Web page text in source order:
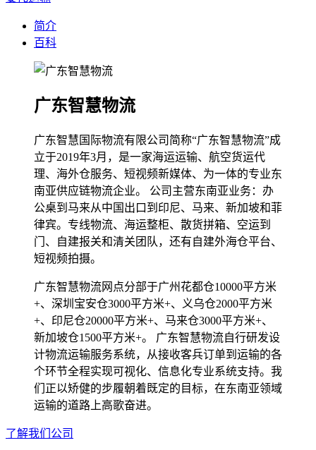
简介
百科
广东智慧物流
广东智慧国际物流有限公司简称“广东智慧物流”成
立于2019年3月，是一家海运运输、航空货运代
理、海外仓服务、短视频新媒体、为一体的专业东
南亚供应链物流企业。 公司主营东南亚业务：办
公桌到马来从中国出口到印尼、马来、新加坡和菲
律宾。专线物流、海运整柜、散货拼箱、空运到
门、自建报关和清关团队，还有自建外海仓平台、
短视频拍摄。
广东智慧物流网点分部于广州花都仓10000平方米
+、深圳宝安仓3000平方米+、义乌仓2000平方米
+、印尼仓20000平方米+、马来仓3000平方米+、
新加坡仓1500平方米+。 广东智慧物流自行研发设
计物流运输服务系统，从接收客兵订单到运输的各
个环节全程实现可视化、信息化专业系统支持。我
们正以矫健的步履朝着既定的目标，在东南亚领域
运输的道路上高歌奋进。
了解我们公司